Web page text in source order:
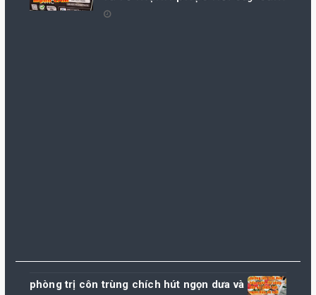
phòng trị côn trùng chích hút ngọn dưa và